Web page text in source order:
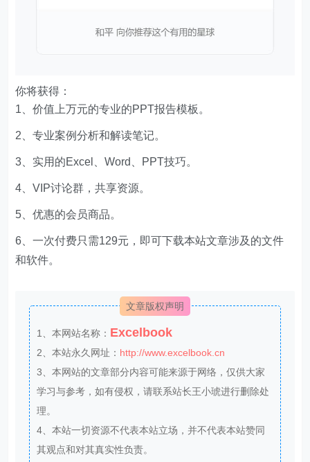
你将获得：
1、价值上万元的专业的PPT报告模板。
2、专业案例分析和解读笔记。
3、实用的Excel、Word、PPT技巧。
4、VIP讨论群，共享资源。
5、优惠的会员商品。
6、一次付费只需129元，即可下载本站文章涉及的文件
和软件。
文章版权声明
1、本网站名称： Excelbook
2、本站永久网址： http://www.excelbook.cn
3、本网站的文章部分内容可能来源于网络，仅供大家
学习与参考，如有侵权，请联系站长王小琥进行删除处
理。
4、本站一切资源不代表本站立场，并不代表本站赞同
其观点和对其真实性负责。